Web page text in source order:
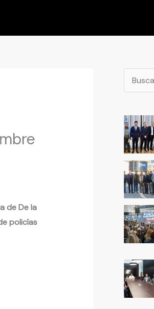
de De la
policías
u
c
a
p
o
r
: